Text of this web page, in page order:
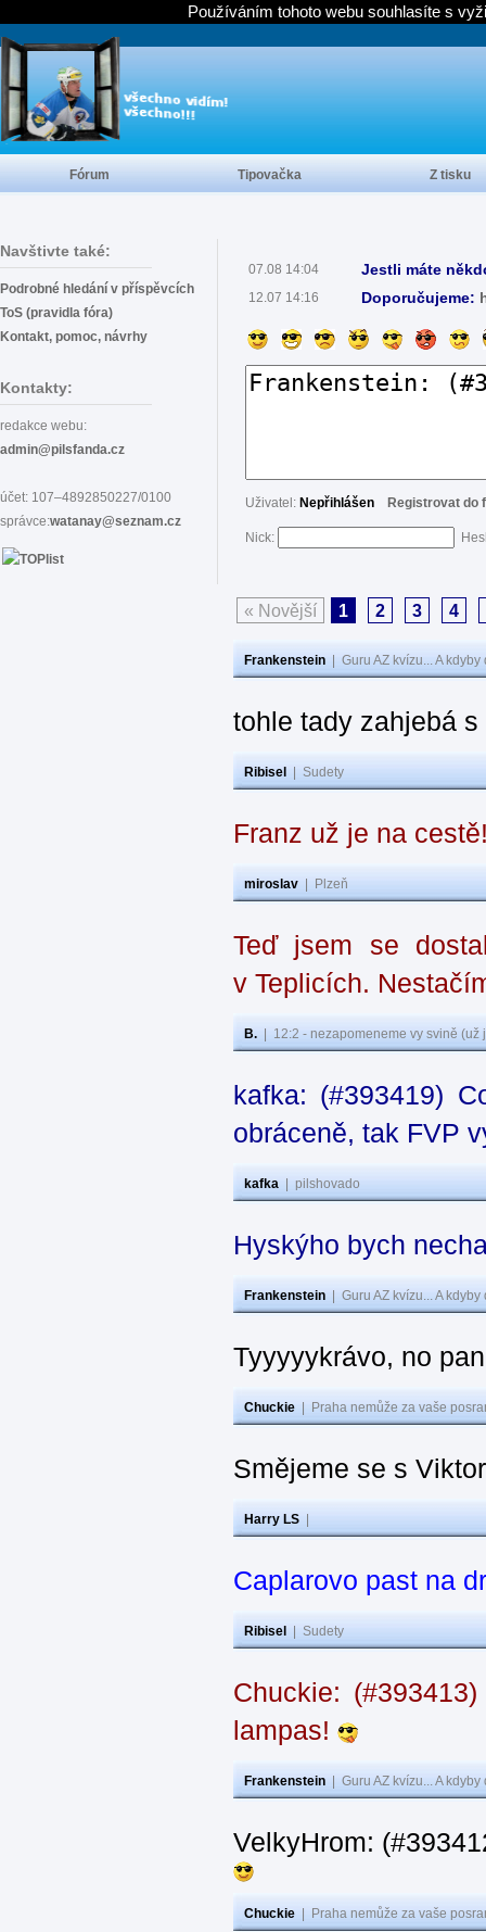
Navštivte také:
Podrobné hledání v příspěvcích
ToS (pravidla fóra)
Kontakt, pomoc, návrhy
Kontakty:
redakce webu:
admin@pilsfanda.cz
účet: 107–4892850227/0100
správce:watanay@seznam.cz
07.08 14:04 Jestli máte
12.07 14:16 Doporučujeme:
Uživatel: Nepřihlášen Registrovat do
Nick:
« Novější 1 2 3 4
Frankenstein Guru AZ kvízu... A
tohle tady zahjebá
Ribisel Sudety
Franz už je na
miroslav Plzeň
Teď jsem se
v Teplicích.
B. 12:2 - nezapomeneme vy svině
kafka: (#393419)
obráceně, tak FVP
kafka pilshovado
Hyskýho bych
Frankenstein Guru AZ kvízu... A
Tyyyyykrávo, no
Chuckie Praha nemůže za vaše
Smějeme se s
Harry LS
Caplarovo past na
Ribisel Sudety
Chuckie:
lampas!
Frankenstein Guru AZ kvízu... A
VelkyHrom:
Chuckie Praha nemůže za vaše
Fórum Tipovačka Z tisku
Používáním tohoto webu souhlasíte s